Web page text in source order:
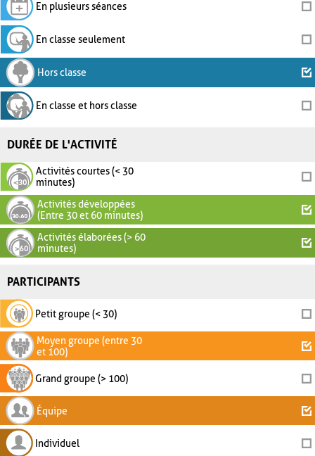
En plusieurs séances
En classe seulement
Hors classe
En classe et hors classe
DURÉE DE L'ACTIVITÉ
Activités courtes (< 30
minutes)
Activités développées
(Entre 30 et 60 minutes)
Activités élaborées (> 60
minutes)
PARTICIPANTS
Petit groupe (< 30)
Moyen groupe (entre 30
et 100)
Grand groupe (> 100)
Équipe
Individuel